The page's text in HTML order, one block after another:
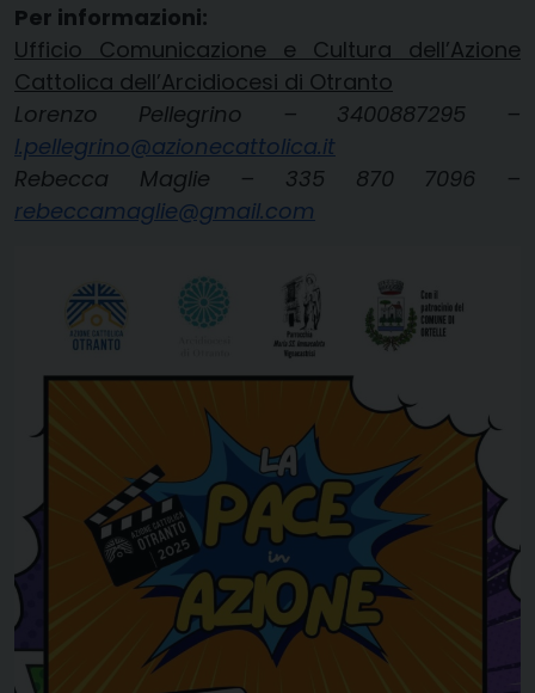
Per informazioni:
Ufficio Comunicazione e Cultura dell’Azione
Cattolica dell’Arcidiocesi di Otranto
Lorenzo Pellegrino – 3400887295 –
l.pellegrino@azionecattolica.it
Rebecca Maglie – 335 870 7096 –
rebeccamaglie@gmail.com